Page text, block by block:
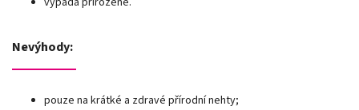
Nevýhody:
pouze na krátké a zdravé přírodní nehty;